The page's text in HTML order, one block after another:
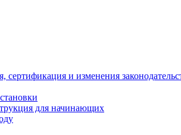
и изменения
для начинающих